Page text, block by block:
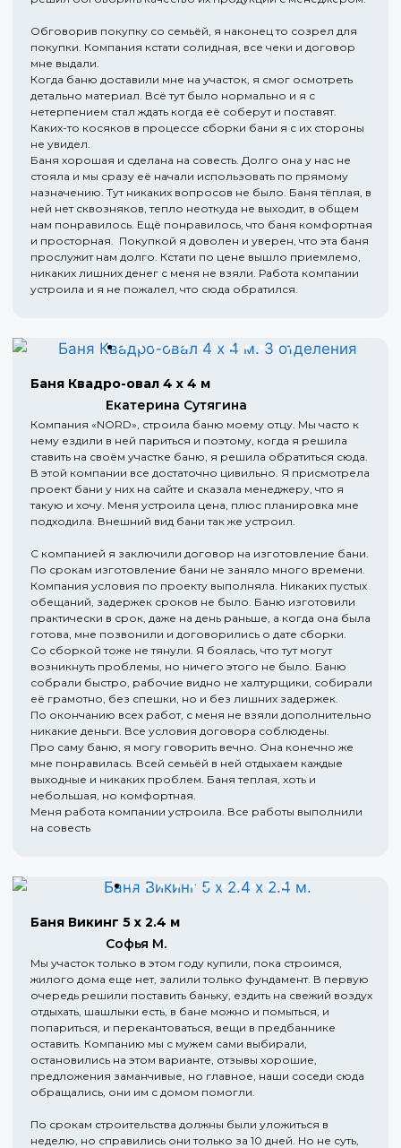
Обговорив покупку со семьёй, я наконец то созрел для
покупки. Компания кстати солидная, все чеки и договор
мне выдали.
Когда баню доставили мне на участок, я смог осмотреть
детально материал. Всё тут было нормально и я с
нетерпением стал ждать когда её соберут и поставят.
Каких-то косяков в процессе сборки бани я с их стороны
не увидел.
Баня хорошая и сделана на совесть. Долго она у нас не
стояла и мы сразу её начали использовать по прямому
назначению. Тут никаких вопросов не было. Баня тёплая, в
ней нет сквозняков, тепло неоткуда не выходит, в общем
нам понравилось. Ещё понравилось, что баня комфортная
и просторная. Покупкой я доволен и уверен, что эта баня
прослужит нам долго. Кстати по цене вышло приемлемо,
никаких лишних денег с меня не взяли. Работа компании
устроила и я не пожалел, что сюда обратился.
Баня Квадро-овал 4 х 4 м
Екатерина Сутягина
Компания «NORD», строила баню моему отцу. Мы часто к
нему ездили в ней париться и поэтому, когда я решила
ставить на своём участке баню, я решила обратиться сюда.
В этой компании все достаточно цивильно. Я присмотрела
проект бани у них на сайте и сказала менеджеру, что я
такую и хочу. Меня устроила цена, плюс планировка мне
подходила. Внешний вид бани так же устроил.
С компанией я заключили договор на изготовление бани.
По срокам изготовление бани не заняло много времени.
Компания условия по проекту выполняла. Никаких пустых
обещаний, задержек сроков не было. Баню изготовили
практически в срок, даже на день раньше, а когда она была
готова, мне позвонили и договорились о дате сборки.
Со сборкой тоже не тянули. Я боялась, что тут могут
возникнуть проблемы, но ничего этого не было. Баню
собрали быстро, рабочие видно не халтурщики, собирали
её грамотно, без спешки, но и без лишних задержек.
По окончанию всех работ, с меня не взяли дополнительно
никакие деньги. Все условия договора соблюдены.
Про саму баню, я могу говорить вечно. Она конечно же
мне понравилась. Всей семьёй в ней отдыхаем каждые
выходные и никаких проблем. Баня теплая, хоть и
небольшая, но комфортная.
Меня работа компании устроила. Все работы выполнили
на совесть
Баня Викинг 5 х 2.4 м
Софья М.
Мы участок только в этом году купили, пока строимся,
жилого дома еще нет, залили только фундамент. В первую
очередь решили поставить баньку, ездить на свежий воздух
отдыхать, шашлыки есть, в бане можно и помыться, и
попариться, и перекантоваться, вещи в предбаннике
оставить. Компанию мы с мужем сами выбирали,
остановились на этом варианте, отзывы хорошие,
предложения заманчивые, но главное, наши соседи сюда
обращались, они им с домом помогли.
По срокам строительства должны были уложиться в
неделю, но справились они только за 10 дней. Но не суть,